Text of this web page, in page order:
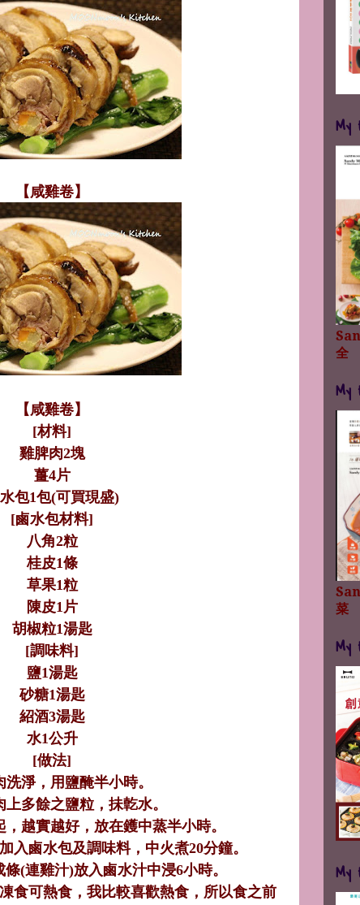
【咸雞卷】
【咸雞卷】
[材料]
雞脾肉2塊
薑4片
包1包(可買現盛)
[鹵水包材料]
八角2粒
桂皮1條
草果1粒
陳皮1片
胡椒粒1湯匙
[調味料]
鹽1湯匙
砂糖1湯匙
紹酒3湯匙
水1公升
[做法]
洗淨，用鹽醃半小時。
上多餘之鹽粒，抺亁水。
越實越好，放在鑊中蒸半小時。
入鹵水包及調味料，中火煮20分鐘。
條(連雞汁)放入鹵水汁中浸6小時。
食可熱食，我比較喜歡熱食，所以食之前
My
全
My
菜
My
My